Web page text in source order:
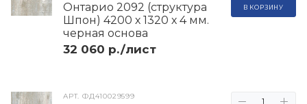
АРТ.ФД410029599
Онтарио 2092 (структура
Шпон) 4200 х 1320 х 4 мм.
черная основа
32 060 р./лист
В КОРЗИНУ